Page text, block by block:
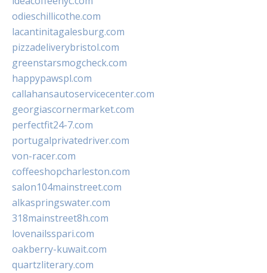
odieschillicothe.com
lacantinitagalesburg.com
pizzadeliverybristol.com
greenstarsmogcheck.com
happypawspl.com
callahansautoservicecenter.com
georgiascornermarket.com
perfectfit24-7.com
portugalprivatedriver.com
von-racer.com
coffeeshopcharleston.com
salon104mainstreet.com
alkaspringswater.com
318mainstreet8h.com
lovenailsspari.com
oakberry-kuwait.com
quartzliterary.com